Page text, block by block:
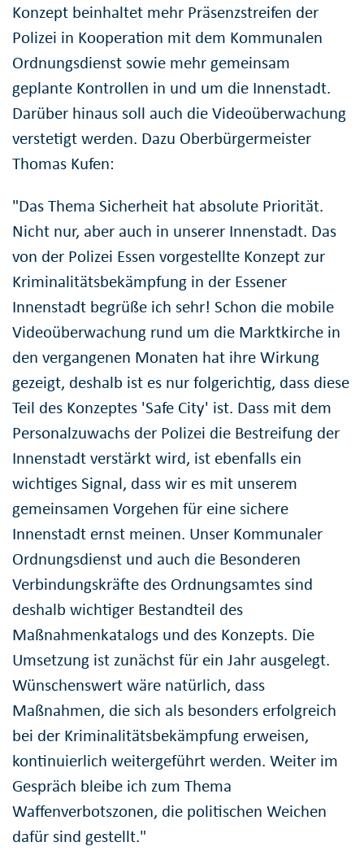
Konzept beinhaltet mehr Präsenzstreifen der
Polizei in Kooperation mit dem Kommunalen
Ordnungsdienst sowie mehr gemeinsam
geplante Kontrollen in und um die Innenstadt.
Darüber hinaus soll auch die Videoüberwachung
verstetigt werden. Dazu Oberbürgermeister
Thomas Kufen:
"Das Thema Sicherheit hat absolute Priorität.
Nicht nur, aber auch in unserer Innenstadt. Das
von der Polizei Essen vorgestellte Konzept zur
Kriminalitätsbekämpfung in der Essener
Innenstadt begrüße ich sehr! Schon die mobile
Videoüberwachung rund um die Marktkirche in
den vergangenen Monaten hat ihre Wirkung
gezeigt, deshalb ist es nur folgerichtig, dass diese
Teil des Konzeptes 'Safe City' ist. Dass mit dem
Personalzuwachs der Polizei die Bestreifung der
Innenstadt verstärkt wird, ist ebenfalls ein
wichtiges Signal, dass wir es mit unserem
gemeinsamen Vorgehen für eine sichere
Innenstadt ernst meinen. Unser Kommunaler
Ordnungsdienst und auch die Besonderen
Verbindungskräfte des Ordnungsamtes sind
deshalb wichtiger Bestandteil des
Maßnahmenkatalogs und des Konzepts. Die
Umsetzung ist zunächst für ein Jahr ausgelegt.
Wünschenswert wäre natürlich, dass
Maßnahmen, die sich als besonders erfolgreich
bei der Kriminalitätsbekämpfung erweisen,
kontinuierlich weitergeführt werden. Weiter im
Gespräch bleibe ich zum Thema
Waffenverbotszonen, die politischen Weichen
dafür sind gestellt."